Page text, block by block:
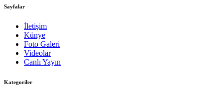
Sayfalar
İletişim
Künye
Foto Galeri
Videolar
Canlı Yayın
Kategoriler